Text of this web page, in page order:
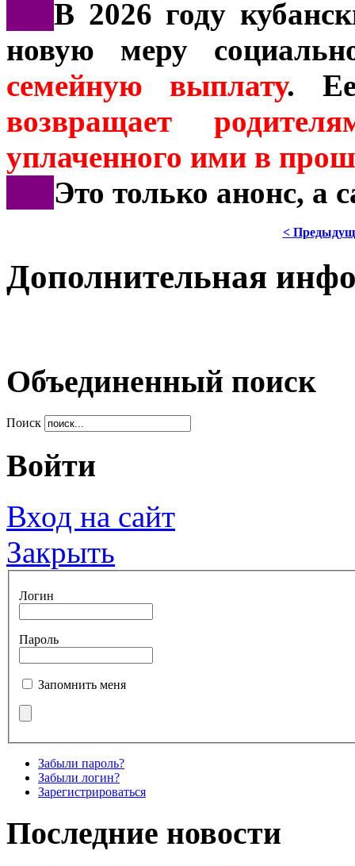
В 2026 году
новую меру
семейную выплату. Ее
возвращает
уплаченного ими в
Это только анонс, а
<
Дополнительная
Объединенный поиск
Поиск
Войти
Вход на сайт
Закрыть
Логин
Пароль
Запомнить меня
Забыли пароль?
Забыли логин?
Зарегистрироваться
Последние новости